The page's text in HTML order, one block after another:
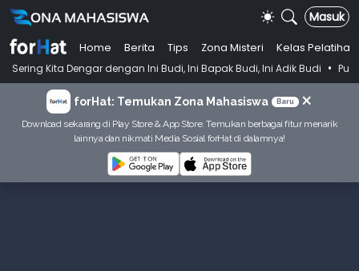
Masuk
Home Berita Tips Zona Misteri
Kelas Pelatihan
dengan Ini Budi, Ini Bapak Budi, Ini Adik Budi • Punya Tujuan
forHat: Temukan Zona Mahasiswa Baru ×
Download sekarang di Play Store & App Store. Temukan berbagai fitur menarik
lainnya dan nikmati Media Sosial forHat di dalamnya!